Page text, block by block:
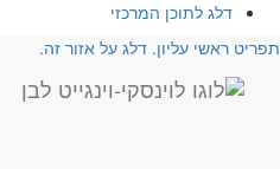
דלג לתוכן המרכזי
ראשי עליון. דלג על אזור זה.